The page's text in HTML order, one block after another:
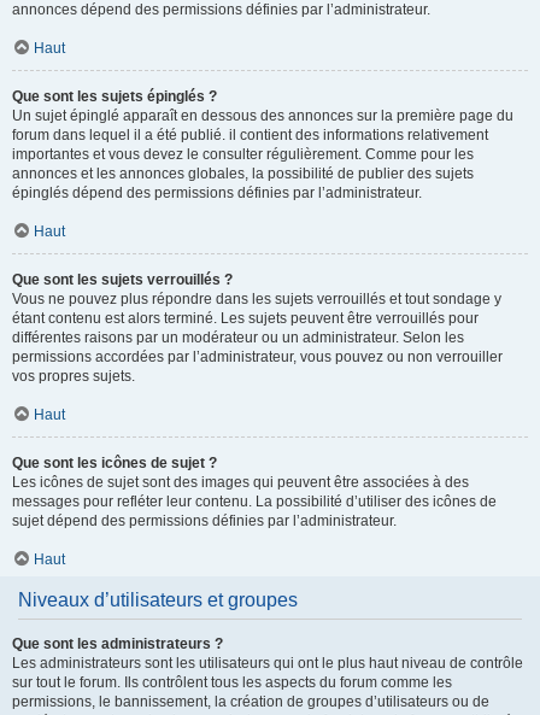
annonces dépend des permissions définies par l’administrateur.
Haut
Que sont les sujets épinglés ?
Un sujet épinglé apparaît en dessous des annonces sur la première page du
forum dans lequel il a été publié. il contient des informations relativement
importantes et vous devez le consulter régulièrement. Comme pour les
annonces et les annonces globales, la possibilité de publier des sujets
épinglés dépend des permissions définies par l’administrateur.
Haut
Que sont les sujets verrouillés ?
Vous ne pouvez plus répondre dans les sujets verrouillés et tout sondage y
étant contenu est alors terminé. Les sujets peuvent être verrouillés pour
différentes raisons par un modérateur ou un administrateur. Selon les
permissions accordées par l’administrateur, vous pouvez ou non verrouiller
vos propres sujets.
Haut
Que sont les icônes de sujet ?
Les icônes de sujet sont des images qui peuvent être associées à des
messages pour refléter leur contenu. La possibilité d’utiliser des icônes de
sujet dépend des permissions définies par l’administrateur.
Haut
Niveaux d’utilisateurs et groupes
Que sont les administrateurs ?
Les administrateurs sont les utilisateurs qui ont le plus haut niveau de contrôle
sur tout le forum. Ils contrôlent tous les aspects du forum comme les
permissions, le bannissement, la création de groupes d’utilisateurs ou de